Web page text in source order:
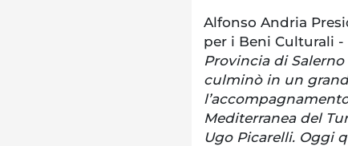
Alfonso Andria
per i Beni Culturali -
Provincia di
culminò in un
Mediterranea del
Ugo Picarelli. Oggi